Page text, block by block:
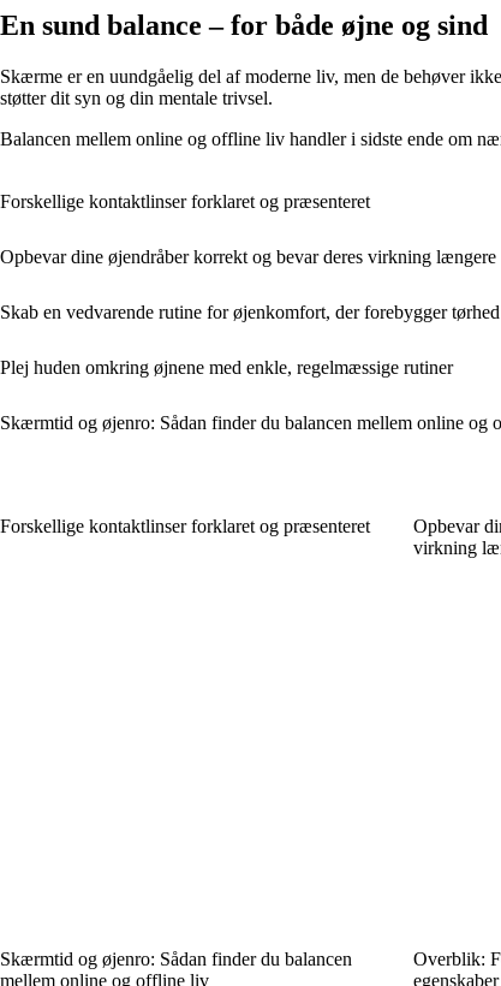
En sund balance – for både øjne og sind
Skærme er en uundgåelig del af moderne liv, men de behøver
støtter dit syn og din mentale trivsel.
Balancen mellem online og offline liv handler i sidste ende om
Forskellige kontaktlinser forklaret og præsenteret
Opbevar dine øjendråber korrekt og bevar deres virkning længere
Skab en vedvarende rutine for øjenkomfort, der forebygger tørhed
Plej huden omkring øjnene med enkle, regelmæssige rutiner
Skærmtid og øjenro: Sådan finder du balancen mellem online og
Forskellige kontaktlinser forklaret og præsenteret
Opbevar
virkning
Skærmtid og øjenro: Sådan finder du balancen
mellem online og offline liv
Overblik:
egenskaber